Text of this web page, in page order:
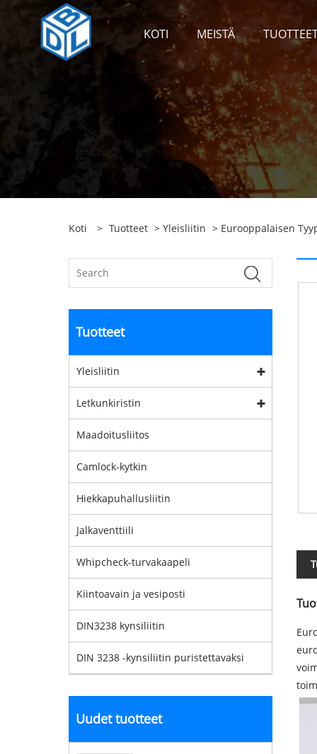
KOTI MEISTÄ
Koti > Tuotteet > Yleisliitin > Eurooppalaisen
Tuotteet
Yleisliitin
Letkunkiristin
Maadoitusliitos
Camlock-kytkin
Hiekkapuhallusliitin
Jalkaventtiili
Whipcheck-turvakaapeli
Kiintoavain ja vesiposti
DIN3238 kynsiliitin
DIN 3238 -kynsiliitin puristettavaksi
Uudet tuotteet